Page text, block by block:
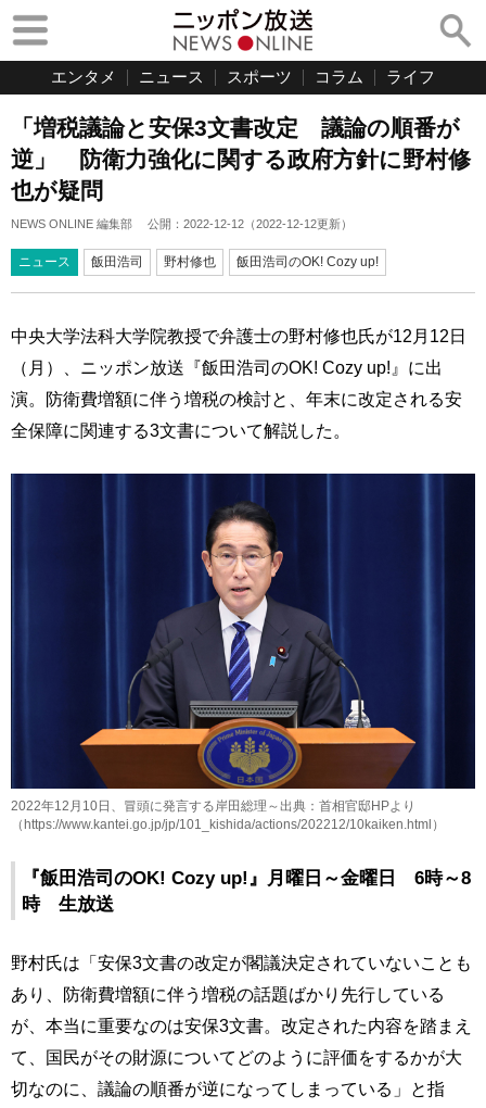
エンタメ ニュース スポーツ コラム ライフ
「増税議論と安保3文書改定 議論の順番が
逆」 防衛力強化に関する政府方針に野村修
也が疑問
NEWS ONLINE 編集部 公開： 2022-12-12 （2022-12-12更新）
ニュース 飯田浩司 野村修也 飯田浩司のOK! Cozy up!
中央大学法科大学院教授で弁護士の野村修也氏が12月12日
（月）、ニッポン放送『飯田浩司のOK! Cozy up!』に出
演。防衛費増額に伴う増税の検討と、年末に改定される安
全保障に関連する3文書について解説した。
2022年12月10日、冒頭に発言する岸田総理～出典：首相官邸HPより
（https://www.kantei.go.jp/jp/101_kishida/actions/202212/10kaiken.html）
『飯田浩司のOK! Cozy up!』月曜日～金曜日 6時～8
時 生放送
野村氏は「安保3文書の改定が閣議決定されていないことも
あり、防衛費増額に伴う増税の話題ばかり先行している
が、本当に重要なのは安保3文書。改定された内容を踏まえ
て、国民がその財源についてどのように評価をするかが大
切なのに、議論の順番が逆になってしまっている」と指